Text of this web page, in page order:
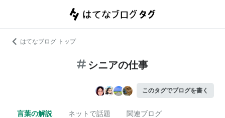
はてなブログ トップ
シニアの仕事
このタグでブログを書く
言葉の解説 ネットで話題 関連ブログ